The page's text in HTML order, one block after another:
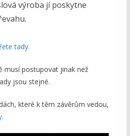
výroba jí poskytne
tady.
musí postupovat jinak než
jsou stejné.
které k těm závěrům vedou,